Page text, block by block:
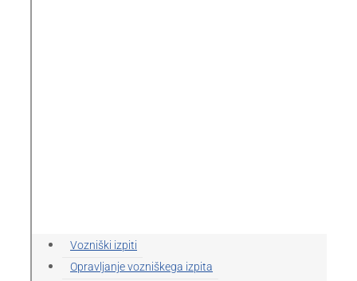
Vozniški izpiti
Opravljanje vozniškega izpita